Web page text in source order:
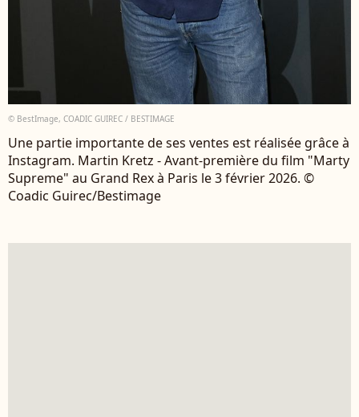
© BestImage, COADIC GUIREC / BESTIMAGE
Une partie importante de ses ventes est réalisée grâce à
Instagram. Martin Kretz - Avant-première du film "Marty
Supreme" au Grand Rex à Paris le 3 février 2026. ©
Coadic Guirec/Bestimage